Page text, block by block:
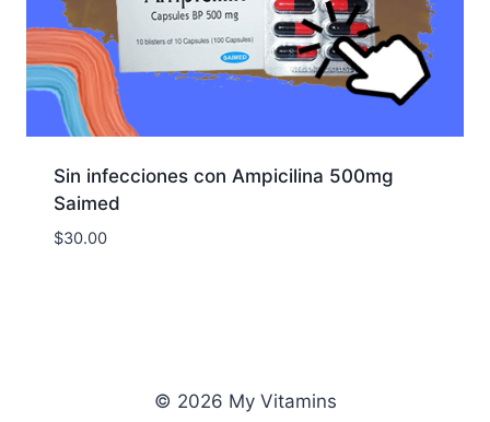
Sin infecciones con Ampicilina 500mg
Saimed
$30.00
© 2026 My Vitamins